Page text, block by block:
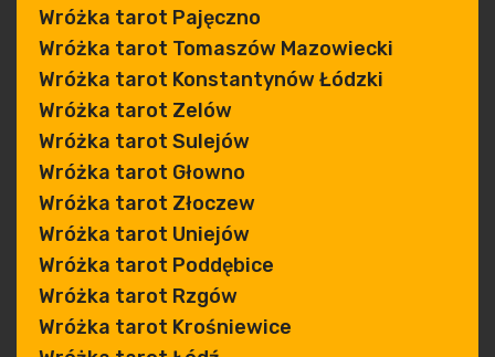
Wróżka tarot Pajęczno
Wróżka tarot Tomaszów Mazowiecki
Wróżka tarot Konstantynów Łódzki
Wróżka tarot Zelów
Wróżka tarot Sulejów
Wróżka tarot Głowno
Wróżka tarot Złoczew
Wróżka tarot Uniejów
Wróżka tarot Poddębice
Wróżka tarot Rzgów
Wróżka tarot Krośniewice